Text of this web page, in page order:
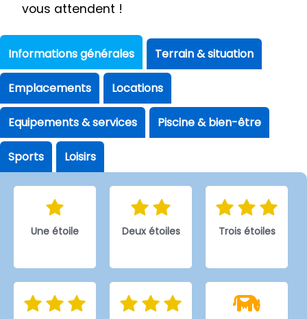
vous attendent !
Informations générales
Une étoile Deux étoiles Trois étoiles
Terrain & situation
Emplacements Locations
Equipements & services Piscine & bien-être
Sports Loisirs